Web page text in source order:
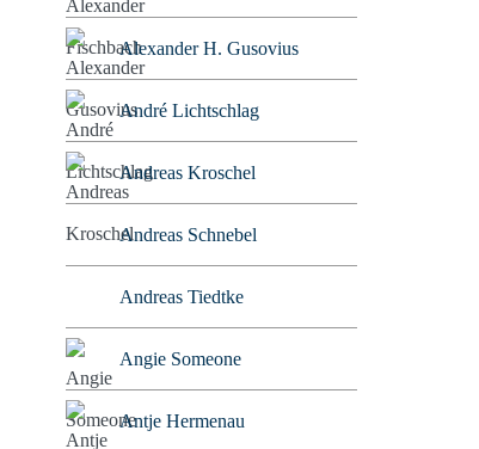
Alexander H. Gusovius
André Lichtschlag
Andreas Kroschel
Andreas Schnebel
Andreas Tiedtke
Angie Someone
Antje Hermenau